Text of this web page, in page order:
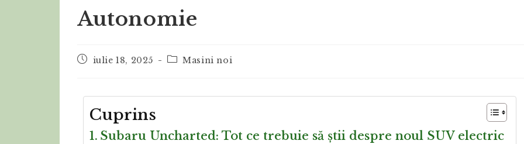
Autonomie
iulie 18, 2025 Masini noi
Cuprins
Subaru Uncharted: Tot ce trebuie să știi despre noul SUV electric